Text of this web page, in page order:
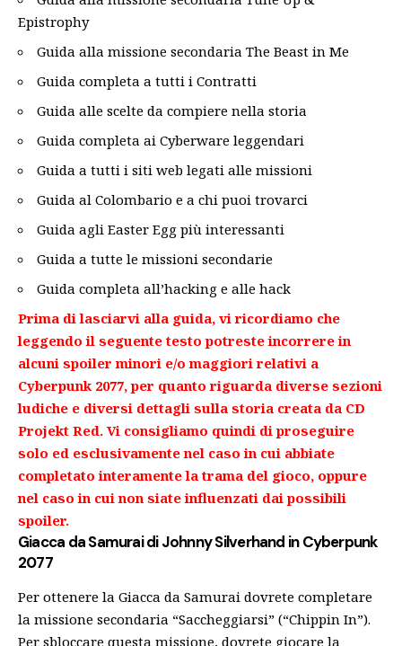
Epistrophy
Guida alla missione secondaria The Beast in Me
Guida completa a tutti i Contratti
Guida alle scelte da compiere nella storia
Guida completa ai Cyberware leggendari
Guida a tutti i siti web legati alle missioni
Guida al Colombario e a chi puoi trovarci
Guida agli Easter Egg più interessanti
Guida a tutte le missioni secondarie
Guida completa all’hacking e alle hack
Prima di lasciarvi alla guida, vi ricordiamo che
leggendo il seguente testo potreste incorrere in
alcuni spoiler minori e/o maggiori relativi a
Cyberpunk 2077, per quanto riguarda diverse sezioni
ludiche e diversi dettagli sulla storia creata da CD
Projekt Red. Vi consigliamo quindi di proseguire
solo ed esclusivamente nel caso in cui abbiate
completato interamente la trama del gioco, oppure
nel caso in cui non siate influenzati dai possibili
spoiler.
Giacca da Samurai di Johnny Silverhand in Cyberpunk
2077
Per ottenere la Giacca da Samurai dovrete completare
la missione secondaria “Saccheggiarsi” (“Chippin In”).
Per sbloccare questa missione, dovrete giocare la